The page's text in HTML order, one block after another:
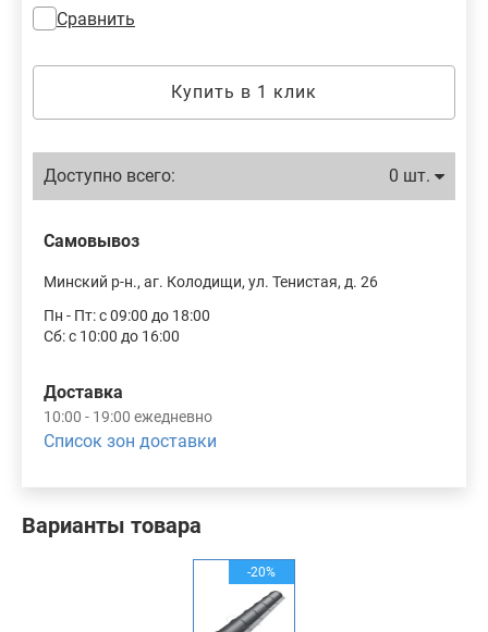
Варианты товара
-20%
Сравнить
Купить в 1 клик
Доступно всего: 0 шт.
Самовывоз
Минский р-н., аг. Колодищи, ул. Тенистая, д. 26
Пн - Пт: с 09:00 до 18:00
Сб: с 10:00 до 16:00
Доставка
10:00 - 19:00 ежедневно
Список зон доставки